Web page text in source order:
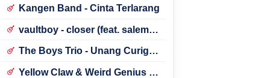
Kangen Band - Cinta Terlarang
vaultboy - closer (feat. salem
The Boys Trio - Unang Curigai
Yellow Claw & Weird Genius -